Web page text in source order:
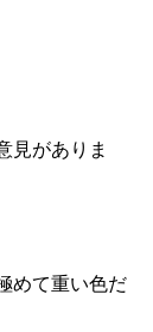
見がありま
めて重い色だ